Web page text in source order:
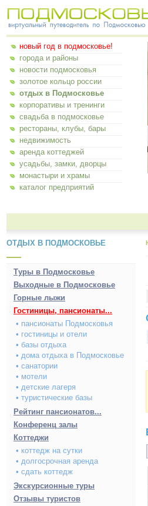
новый год в подмосковье!
города и районы
новости подмосковья
золотое кольцо россии
отдых в Подмосковье
корпоративы и тренинги
свадьба в подмосковье
рестораны, клубы, бары
недвижимость
аренда коттеджей
усадьбы, замки, дворцы
монастыри и храмы
каталог предприятий
ОТДЫХ В ПОДМОСКОВЬЕ
Туры в Подмосковье
Выходные в Подмосковье
Горные лыжи
Гостиницы, пансионаты...
• пансионаты Подмосковья
• гостиницы и отели
• базы отдыха
• дома отдыха в Подмосковье
• санатории
• мотели
• детские лагеря
• туристические базы
Рейтинг пансионатов...
Конференц залы
Коттеджи
• коттедж на сутки
• долгосрочная аренда
• сдать коттедж
Экскурсионные туры
Отзывы туристов